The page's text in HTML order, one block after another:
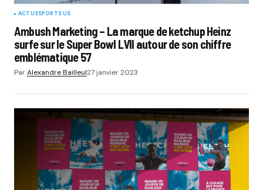
ACTUSSPORTS US
Ambush Marketing – La marque de ketchup Heinz
surfe sur le Super Bowl LVII autour de son chiffre
emblématique 57
ParAlexandre Bailleul27 janvier 2023